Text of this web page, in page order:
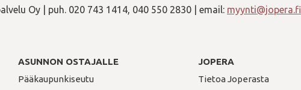
Oy | puh. 020 743 1414, 040 550 2830 | email: myynti@jopera.fi
ASUNNON OSTAJALLE
Pääkaupunkiseutu
JOPERA
Tietoa Joperasta